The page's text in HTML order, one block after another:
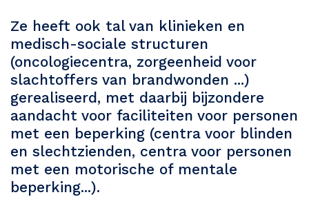
Ze heeft ook tal van klinieken en
medisch-sociale structuren
(oncologiecentra, zorgeenheid voor
slachtoffers van brandwonden ...)
gerealiseerd, met daarbij bijzondere
aandacht voor faciliteiten voor personen
met een beperking (centra voor blinden
en slechtzienden, centra voor personen
met een motorische of mentale
beperking...).